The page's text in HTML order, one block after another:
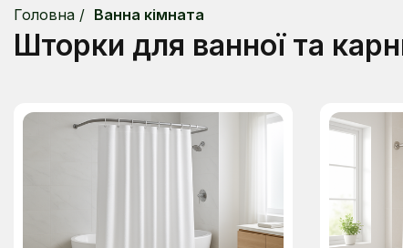
Головна Ванна кімната
Шторки для ванної та